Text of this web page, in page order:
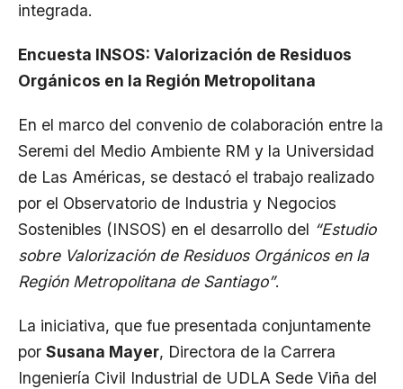
integrada.
Encuesta INSOS: Valorización de Residuos
Orgánicos en la Región Metropolitana
En el marco del convenio de colaboración entre la
Seremi del Medio Ambiente RM y la Universidad
de Las Américas, se destacó el trabajo realizado
por el Observatorio de Industria y Negocios
Sostenibles (INSOS) en el desarrollo del “Estudio
sobre Valorización de Residuos Orgánicos en la
Región Metropolitana de Santiago”.
La iniciativa, que fue presentada conjuntamente
por Susana Mayer, Directora de la Carrera
Ingeniería Civil Industrial de UDLA Sede Viña del